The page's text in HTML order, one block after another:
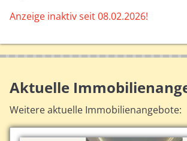
Anzeige inaktiv seit 08.02.2026!
Aktuelle
Weitere aktuelle Immobilienangebote: